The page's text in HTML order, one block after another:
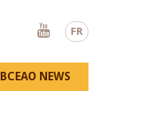
FR
Youtube
BCEAO NEWS